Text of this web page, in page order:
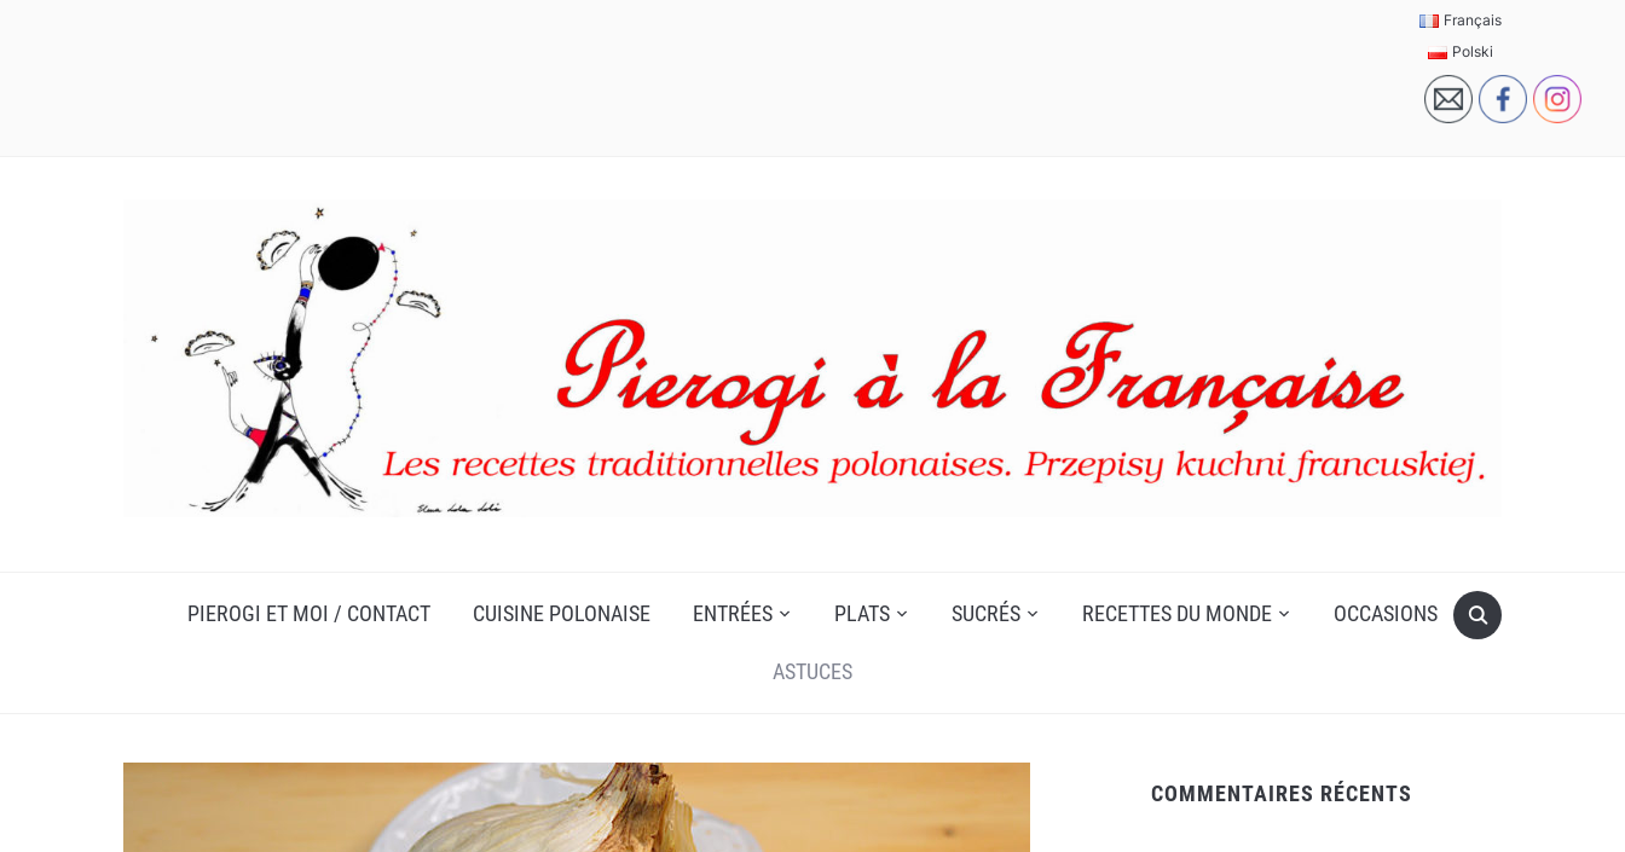
Français
Polski
PIEROGI ET MOI / CONTACT CUISINE POLONAISE ENTRÉES PLATS SUCRÉS RECETTES DU MONDE OCCASIONS
ASTUCES
COMMENTAIRES RÉCENTS